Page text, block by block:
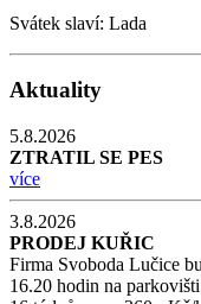
Svátek slaví: Lada
Aktuality
5.8.2026
ZTRATIL SE PES
více
3.8.2026
PRODEJ KUŘIC
Firma Svoboda Lučice
16.20 hodin na